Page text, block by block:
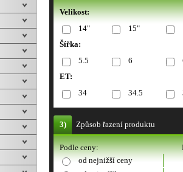
Velikost:
14"
15"
Šířka:
5.5
6
ET:
34
34.5
3) Způsob řazení produktu
Podle ceny:
od nejnižší ceny